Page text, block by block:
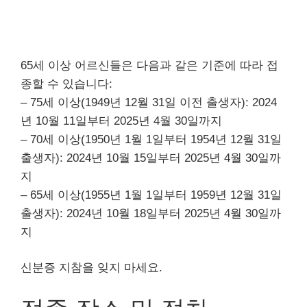
65세 이상 어르신들은 다음과 같은 기준에 따라 접
종할 수 있습니다:
– 75세 이상(1949년 12월 31일 이전 출생자): 2024
년 10월 11일부터 2025년 4월 30일까지
– 70세 이상(1950년 1월 1일부터 1954년 12월 31일
출생자): 2024년 10월 15일부터 2025년 4월 30일까
지
– 65세 이상(1955년 1월 1일부터 1959년 12월 31일
출생자): 2024년 10월 18일부터 2025년 4월 30일까
지
신분증 지참을 잊지 마세요.